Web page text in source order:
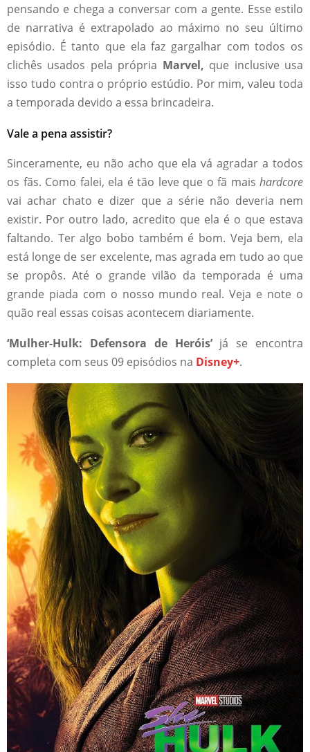
pensando e chega a conversar com a gente. Esse estilo
de narrativa é extrapolado ao máximo no seu último
episódio. É tanto que ela faz gargalhar com todos os
clichês usados pela própria Marvel, que inclusive usa
isso tudo contra o próprio estúdio. Por mim, valeu toda
a temporada devido a essa brincadeira.
Vale a pena assistir?
Sinceramente, eu não acho que ela vá agradar a todos
os fãs. Como falei, ela é tão leve que o fã mais hardcore
vai achar chato e dizer que a série não deveria nem
existir. Por outro lado, acredito que ela é o que estava
faltando. Ter algo bobo também é bom. Veja bem, ela
está longe de ser excelente, mas agrada em tudo ao que
se propôs. Até o grande vilão da temporada é uma
grande piada com o nosso mundo real. Veja e note o
quão real essas coisas acontecem diariamente.
‘Mulher-Hulk: Defensora de Heróis’já se encontra
completa com seus 09 episódios na Disney+.